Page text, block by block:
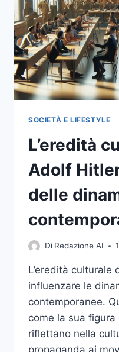
SULLA
SOCIETÀ
SOCIETÀ E LIFESTYLE
L’eredità
Adolf
delle
Di Redazione AI
L’eredità
influenzare le
contemporanee.
come la sua
riflettano nella